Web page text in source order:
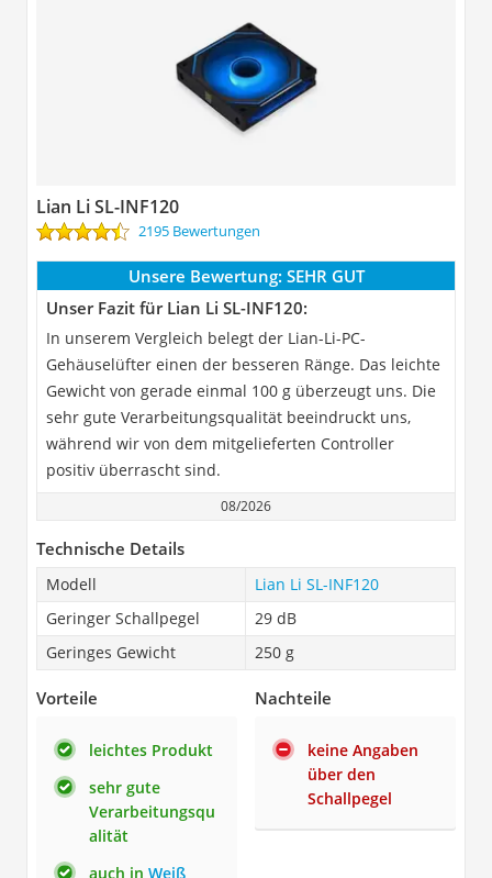
Lian Li SL-INF120
2195 Bewertungen
Unsere Bewertung: SEHR GUT
Unser Fazit für Lian Li SL-INF120:
In unserem Vergleich belegt der Lian-Li-PC-
Gehäuselüfter einen der besseren Ränge. Das leichte
Gewicht von gerade einmal 100 g überzeugt uns. Die
sehr gute Verarbeitungsqualität beeindruckt uns,
während wir von dem mitgelieferten Controller
positiv überrascht sind.
08/2026
Technische Details
Modell
Lian Li SL-INF120
Geringer Schallpegel
29 dB
Geringes Gewicht
250 g
Vorteile
leichtes Produkt
sehr gute
Verarbeitungsqu
alität
auch in Weiß
Nachteile
keine Angaben
über den
Schallpegel